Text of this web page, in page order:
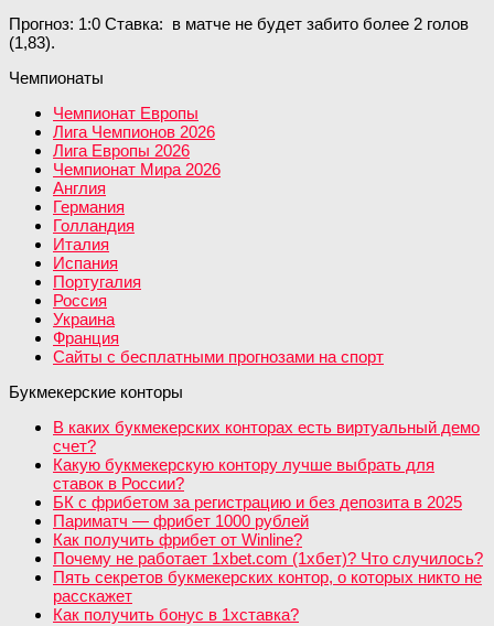
Прогноз: 1:0 Ставка: в матче не будет забито более 2 голов
(1,83).
Чемпионаты
Чемпионат Европы
Лига Чемпионов 2026
Лига Европы 2026
Чемпионат Мира 2026
Англия
Германия
Голландия
Италия
Испания
Португалия
Россия
Украина
Франция
Сайты с бесплатными прогнозами на спорт
Букмекерские конторы
В каких букмекерских конторах есть виртуальный демо
счет?
Какую букмекерскую контору лучше выбрать для
ставок в России?
БК с фрибетом за регистрацию и без депозита в 2025
Париматч — фрибет 1000 рублей
Как получить фрибет от Winline?
Почему не работает 1xbet.com (1хбет)? Что случилось?
Пять секретов букмекерских контор, о которых никто не
расскажет
Как получить бонус в 1хставка?